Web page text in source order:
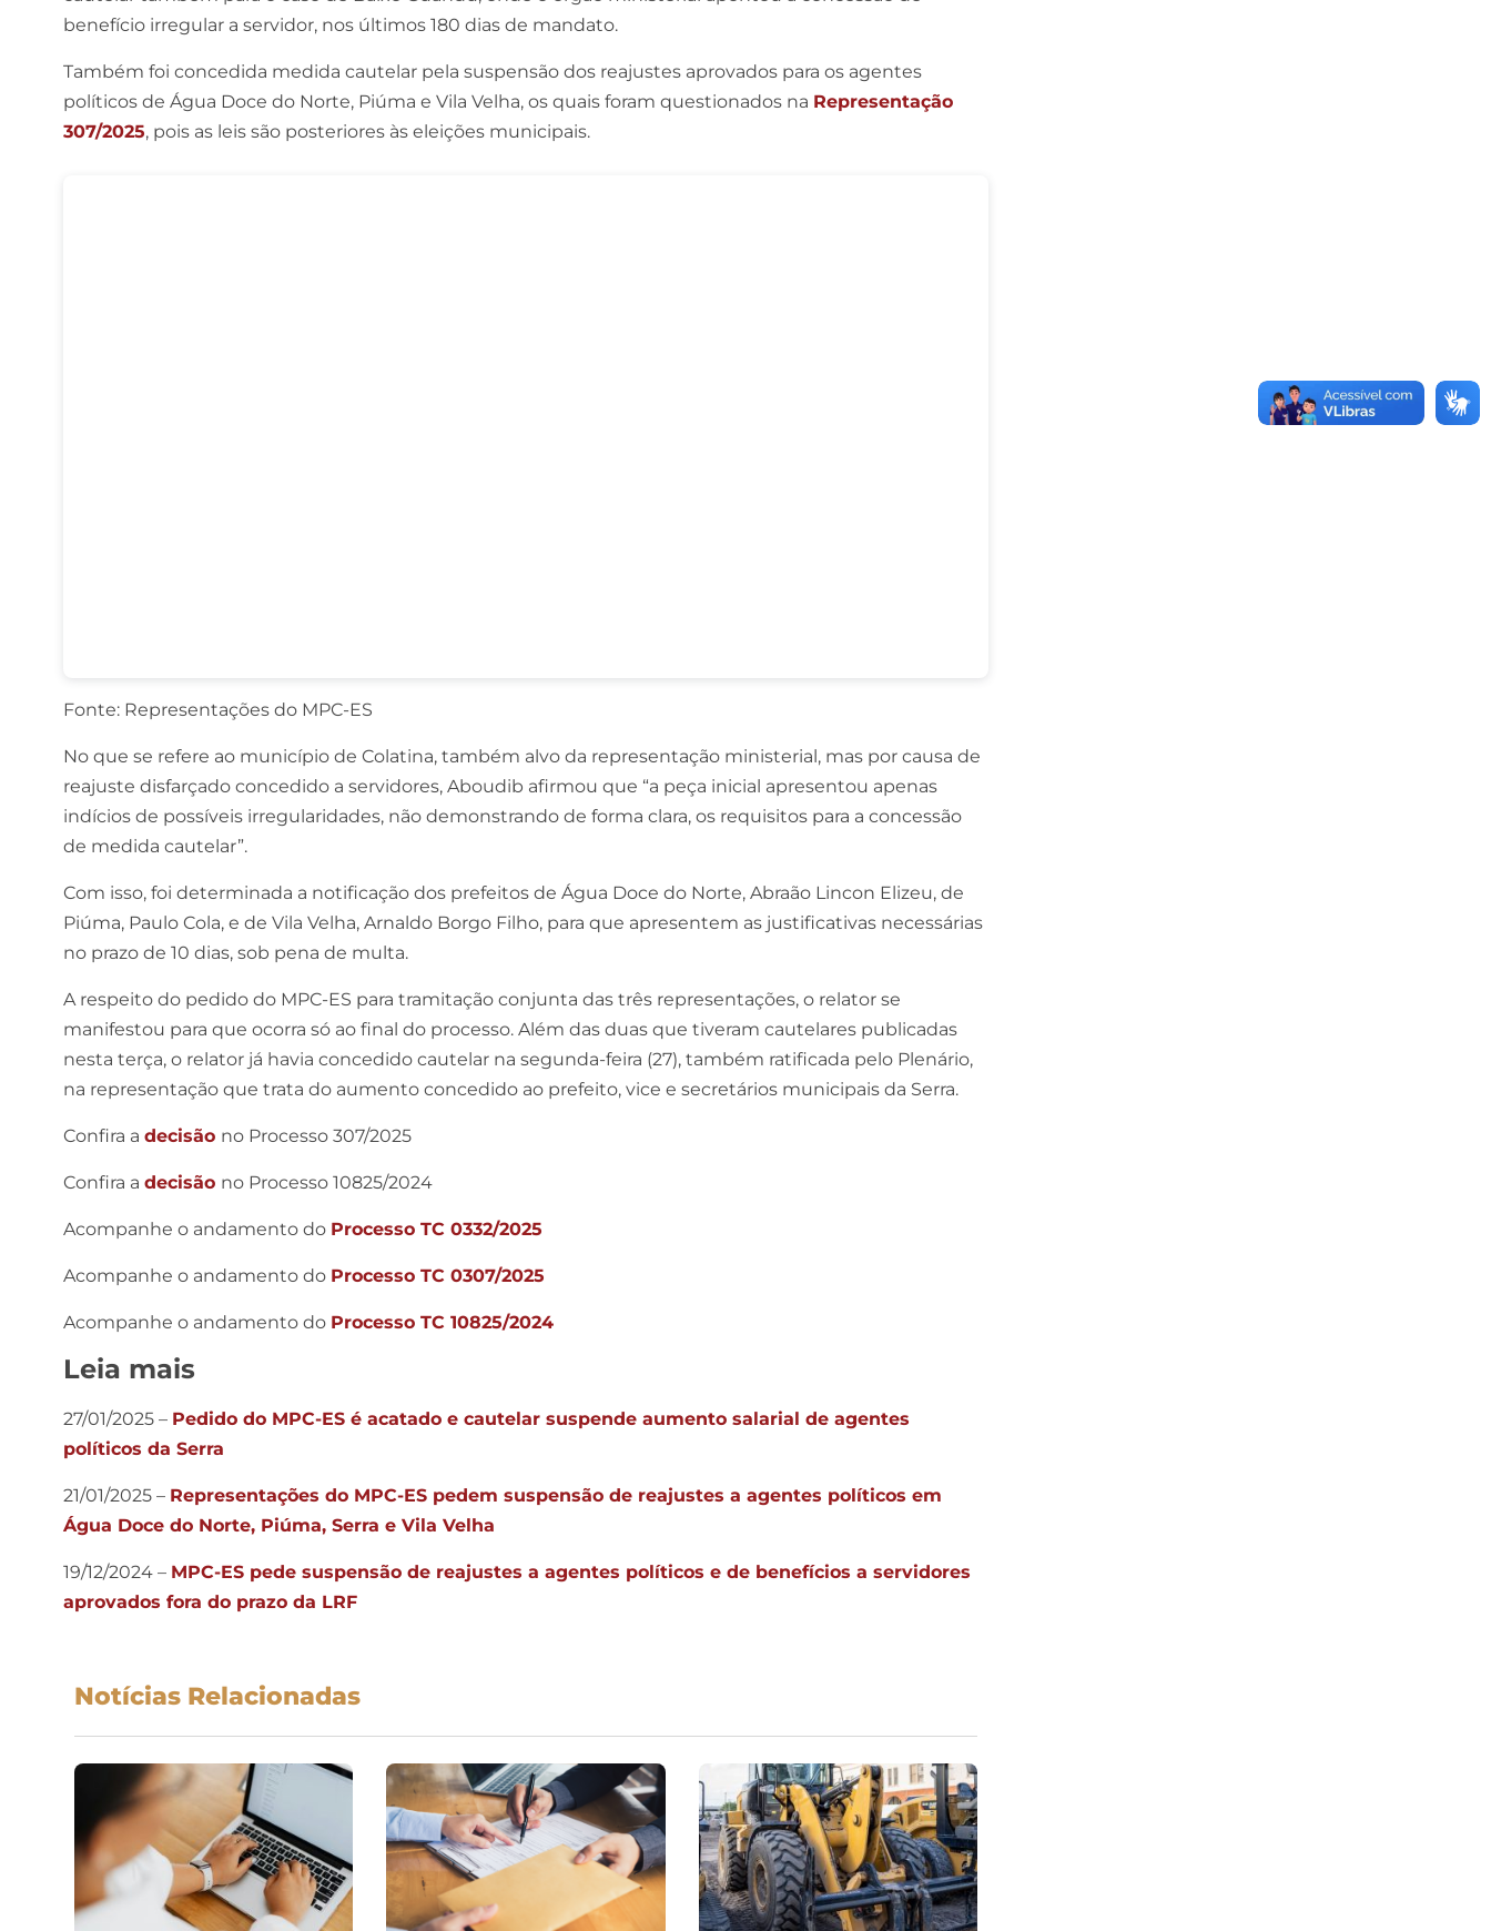
benefício irregular a servidor, nos últimos 180 dias de mandato.
Também foi concedida medida cautelar pela suspensão dos reajustes aprovados para os agentes
políticos de Água Doce do Norte, Piúma e Vila Velha, os quais foram questionados na Representação
307/2025, pois as leis são posteriores às eleições municipais.
Fonte: Representações do MPC-ES
No que se refere ao município de Colatina, também alvo da representação ministerial, mas por causa de
reajuste disfarçado concedido a servidores, Aboudib afirmou que “a peça inicial apresentou apenas
indícios de possíveis irregularidades, não demonstrando de forma clara, os requisitos para a concessão
de medida cautelar”.
Com isso, foi determinada a notificação dos prefeitos de Água Doce do Norte, Abraão Lincon Elizeu, de
Piúma, Paulo Cola, e de Vila Velha, Arnaldo Borgo Filho, para que apresentem as justificativas necessárias
no prazo de 10 dias, sob pena de multa.
A respeito do pedido do MPC-ES para tramitação conjunta das três representações, o relator se
manifestou para que ocorra só ao final do processo. Além das duas que tiveram cautelares publicadas
nesta terça, o relator já havia concedido cautelar na segunda-feira (27), também ratificada pelo Plenário,
na representação que trata do aumento concedido ao prefeito, vice e secretários municipais da Serra.
Confira a decisão no Processo 307/2025
Confira a decisão no Processo 10825/2024
Acompanhe o andamento do Processo TC 0332/2025
Acompanhe o andamento do Processo TC 0307/2025
Acompanhe o andamento do Processo TC 10825/2024
Leia mais
27/01/2025 – Pedido do MPC-ES é acatado e cautelar suspende aumento salarial de agentes
políticos da Serra
21/01/2025 – Representações do MPC-ES pedem suspensão de reajustes a agentes políticos em
Água Doce do Norte, Piúma, Serra e Vila Velha
19/12/2024 – MPC-ES pede suspensão de reajustes a agentes políticos e de benefícios a servidores
aprovados fora do prazo da LRF
Notícias Relacionadas